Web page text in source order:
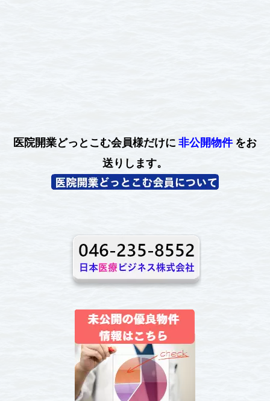
医院開業どっとこむ会員様だけに 非公開物件 をお
送りします。